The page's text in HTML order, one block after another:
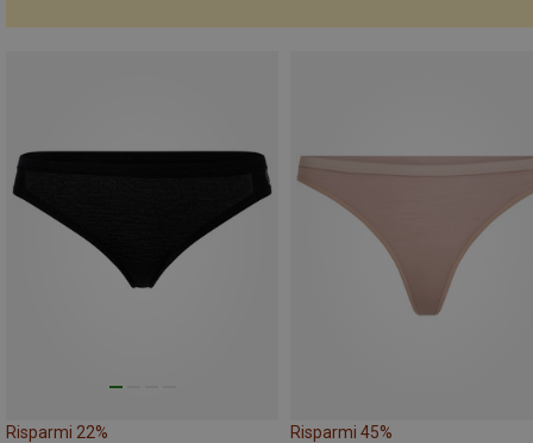
Risparmi 22% Risparmi 45%